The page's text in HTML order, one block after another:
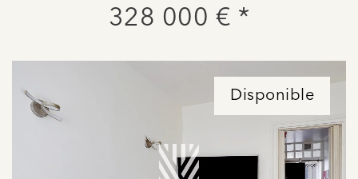
328 000 € *
Disponible